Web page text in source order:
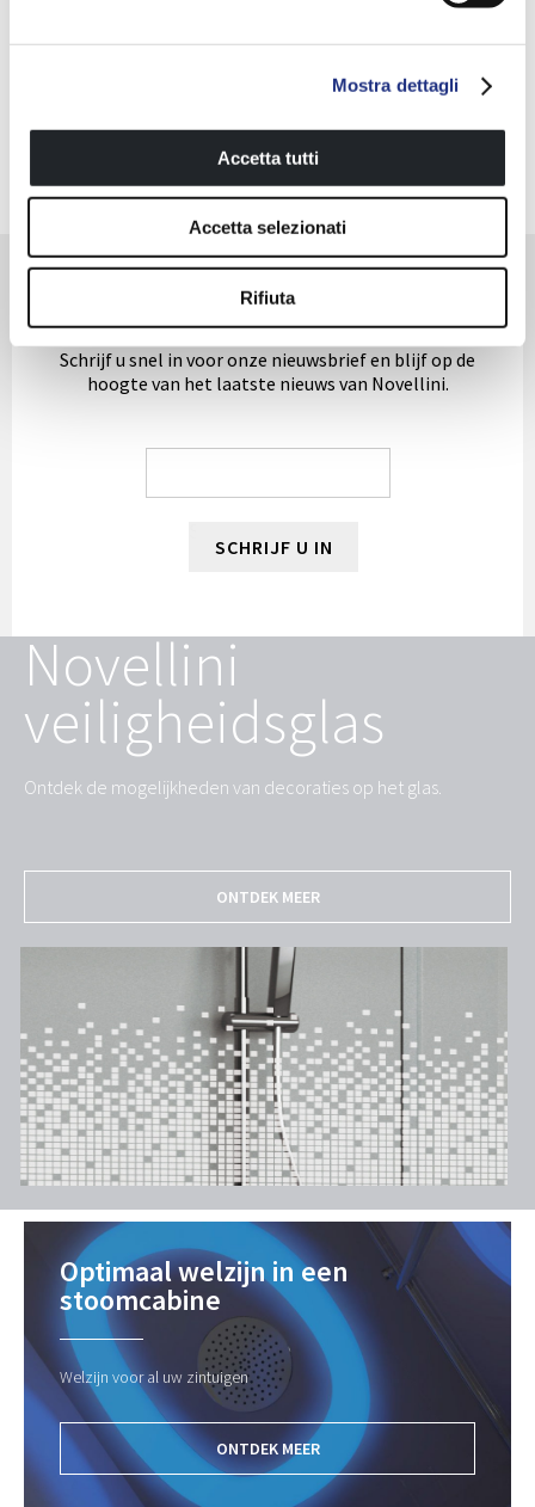
Mostra dettagli
Accetta tutti
Accetta selezionati
Rifiuta
VERLENG DE GARANTIE
De wellness Nieuwsbrief
Schrijf u snel in voor onze nieuwsbrief en blijf op de
hoogte van het laatste nieuws van Novellini.
SCHRIJF U IN
Novellini
veiligheidsglas
Ontdek de mogelijkheden van decoraties op het glas.
ONTDEK MEER
Optimaal welzijn in een
stoomcabine
Welzijn voor al uw zintuigen
ONTDEK MEER